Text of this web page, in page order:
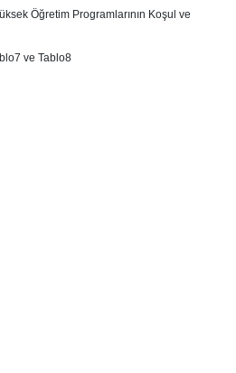
Öğretim Programlarının Koşul ve
ve Tablo8